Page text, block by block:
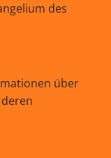
des
über